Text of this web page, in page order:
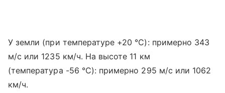
У земли (при температуре +20 °C): примерно 343
м/с или 1235 км/ч. На высоте 11 км
(температура -56 °C): примерно 295 м/с или 1062
км/ч.